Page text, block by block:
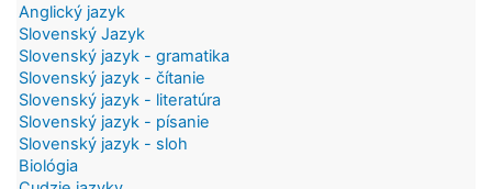
Anglický jazyk
Slovenský Jazyk
Slovenský jazyk - gramatika
Slovenský jazyk - čítanie
Slovenský jazyk - literatúra
Slovenský jazyk - písanie
Slovenský jazyk - sloh
Biológia